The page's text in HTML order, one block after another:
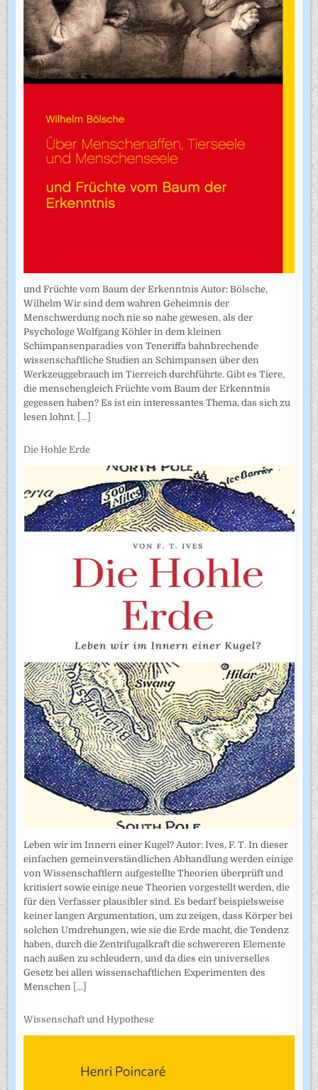
und Früchte vom Baum der Erkenntnis Autor: Bölsche,
Wilhelm Wir sind dem wahren Geheimnis der
Menschwerdung noch nie so nahe gewesen, als der
Psychologe Wolfgang Köhler in dem kleinen
Schimpansenparadies von Teneriffa bahnbrechende
wissenschaftliche Studien an Schimpansen über den
Werkzeuggebrauch im Tierreich durchführte. Gibt es Tiere,
die menschengleich Früchte vom Baum der Erkenntnis
gegessen haben? Es ist ein interessantes Thema, das sich zu
lesen lohnt. [...]
Die Hohle Erde
Leben wir im Innern einer Kugel? Autor: Ives, F. T. In dieser
einfachen gemeinverständlichen Abhandlung werden einige
von Wissenschaftlern aufgestellte Theorien überprüft und
kritisiert sowie einige neue Theorien vorgestellt werden, die
für den Verfasser plausibler sind. Es bedarf beispielsweise
keiner langen Argumentation, um zu zeigen, dass Körper bei
solchen Umdrehungen, wie sie die Erde macht, die Tendenz
haben, durch die Zentrifugalkraft die schwereren Elemente
nach außen zu schleudern, und da dies ein universelles
Gesetz bei allen wissenschaftlichen Experimenten des
Menschen [...]
Wissenschaft und Hypothese